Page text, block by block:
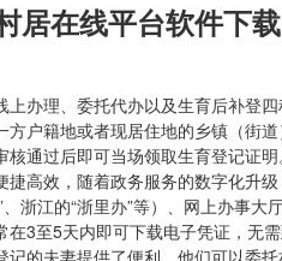
居在线平台软件下载
办理、委托代办以及生育后补登
户籍地或者现居住地的乡镇（街
通过后即可当场领取生育登记证
高效，随着政务服务的数字化升
浙江的“浙里办”等）、网上办事大
3至5天内即可下载电子凭证，无